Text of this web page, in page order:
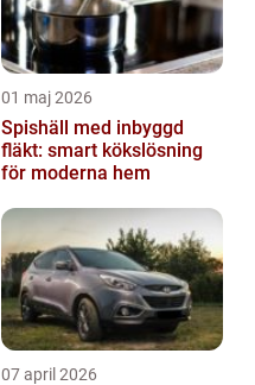
01 maj 2026
Spishäll med inbyggd
fläkt: smart kökslösning
för moderna hem
07 april 2026